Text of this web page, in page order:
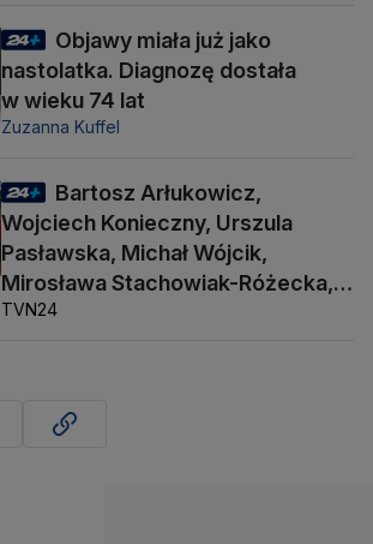
Objawy miała już jako
nastolatka. Diagnozę dostała
w wieku 74 lat
Zuzanna Kuffel
Bartosz Arłukowicz,
Wojciech Konieczny, Urszula
Pasławska, Michał Wójcik,
Mirosława Stachowiak-Różecka,
Barbara Socha
TVN24